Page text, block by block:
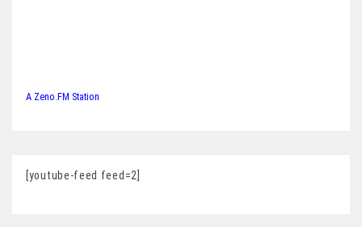
A Zeno.FM Station
[youtube-feed feed=2]